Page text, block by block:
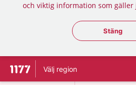
och viktig information som
Stäng
Stäng
Till startsidan för 1177
Välj region
på 1177.se
på